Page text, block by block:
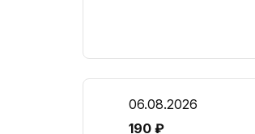
06.08.2026
190 ₽